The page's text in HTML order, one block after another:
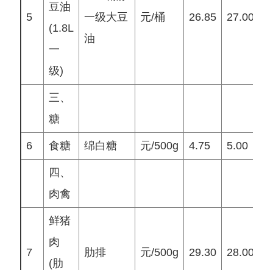
5
豆油
(1.8L
一
级)
一级大豆
油
元/桶 26.85 27.00
三、
糖
6 食糖 绵白糖 元/500g 4.75 5.00
四、
肉禽
7
鲜猪
肉
(肋
肋排 元/500g 29.30 28.00